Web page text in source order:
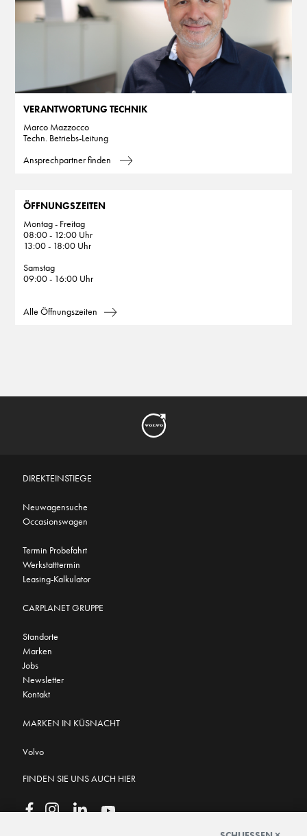
VERANTWORTUNG TECHNIK
Marco Mazzocco
Techn. Betriebs-Leitung
Ansprechpartner finden
ÖFFNUNGSZEITEN
Montag - Freitag
08:00 - 12:00 Uhr
13:00 - 18:00 Uhr
Samstag
09:00 - 16:00 Uhr
Alle Öffnungszeiten
DIREKTEINSTIEGE
Neuwagensuche
Occasionswagen
Termin Probefahrt
Werkstatttermin
Leasing-Kalkulator
CARPLANET GRUPPE
Standorte
Marken
Jobs
Newsletter
Kontakt
MARKEN IN KÜSNACHT
Volvo
FINDEN SIE UNS AUCH HIER